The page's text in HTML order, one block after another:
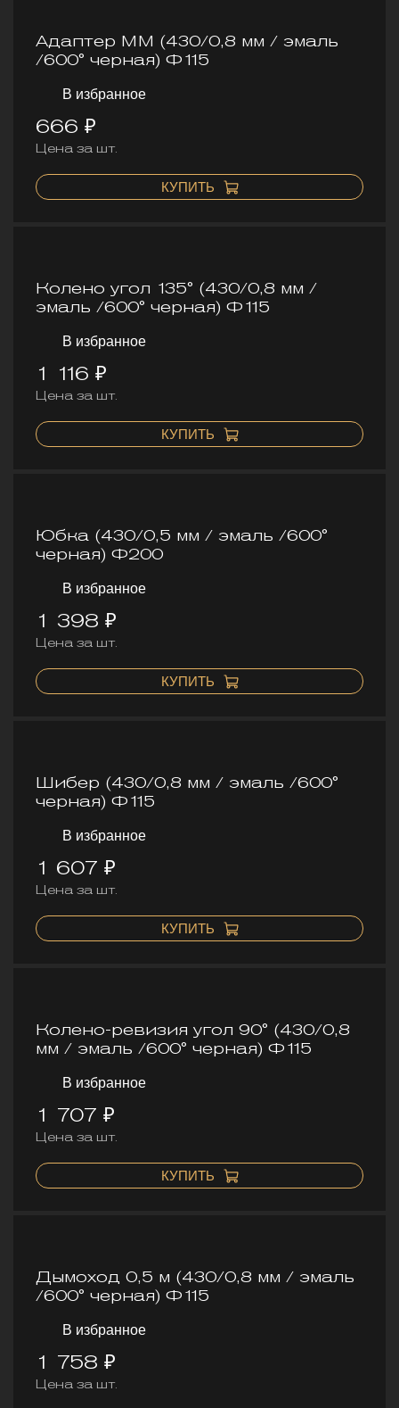
Адаптер ММ (430/0,8 мм / эмаль
/600° черная) Ф115
В избранное
666 ₽
Цена за шт.
КУПИТЬ
Колено угол 135° (430/0,8 мм /
эмаль /600° черная) Ф115
В избранное
1 116 ₽
Цена за шт.
КУПИТЬ
Юбка (430/0,5 мм / эмаль /600°
черная) Ф200
В избранное
1 398 ₽
Цена за шт.
КУПИТЬ
Шибер (430/0,8 мм / эмаль /600°
черная) Ф115
В избранное
1 607 ₽
Цена за шт.
КУПИТЬ
Колено-ревизия угол 90° (430/0,8
мм / эмаль /600° черная) Ф115
В избранное
1 707 ₽
Цена за шт.
КУПИТЬ
Дымоход 0,5 м (430/0,8 мм / эмаль
/600° черная) Ф115
В избранное
1 758 ₽
Цена за шт.